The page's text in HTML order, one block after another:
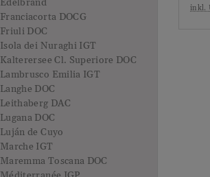
Edelbrand
Franciacorta DOCG
Friuli DOC
Isola dei Nuraghi IGT
Kalterersee Cl. Superiore DOC
Lambrusco Emilia IGT
Langhe DOC
Leithaberg DAC
Lugana DOC
Luján de Cuyo
Marche IGT
Maremma Toscana DOC
inkl.